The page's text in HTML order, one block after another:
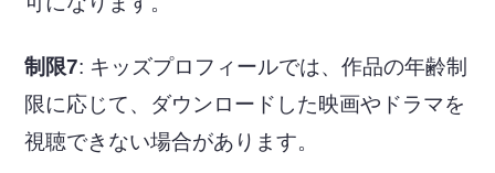
制限7: キッズプロフィールでは、作品の年齢制
限に応じて、ダウンロードした映画やドラマを
視聴できない場合があります。